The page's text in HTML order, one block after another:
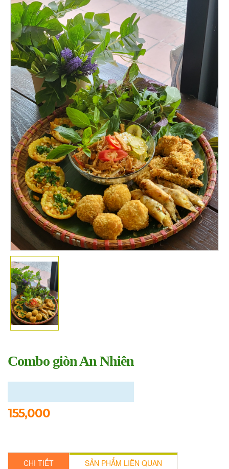
Combo giòn An Nhiên
155,000
CHI TIẾT SẢN PHẨM LIÊN QUAN